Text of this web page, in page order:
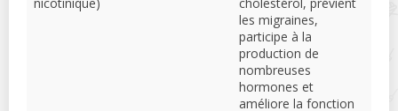
les migraines,
participe à la
production de
nombreuses
hormones et
améliore la fonction